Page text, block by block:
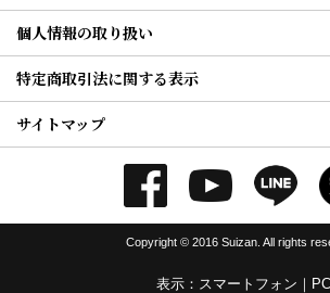
個人情報の取り扱い
特定商取引法に関する表示
サイトマップ
Copyright © 2016 Suizan. All rights
表示：スマートフォン｜ PC